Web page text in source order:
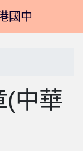
國中
(中華